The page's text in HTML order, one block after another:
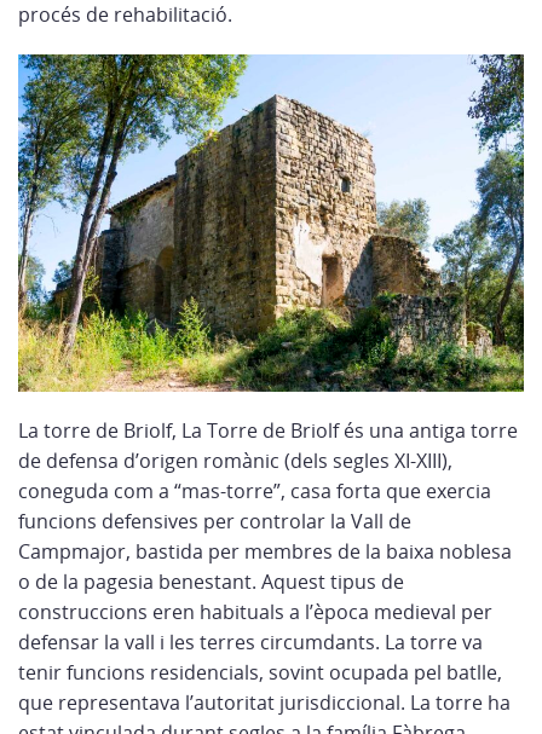
procés de rehabilitació.
La torre de Briolf, La Torre de Briolf és una antiga torre
de defensa d’origen romànic (dels segles XI-XIII),
coneguda com a “mas-torre”, casa forta que exercia
funcions defensives per controlar la Vall de
Campmajor, bastida per membres de la baixa noblesa
o de la pagesia benestant. Aquest tipus de
construccions eren habituals a l’època medieval per
defensar la vall i les terres circumdants. La torre va
tenir funcions residencials, sovint ocupada pel batlle,
que representava l’autoritat jurisdiccional. La torre ha